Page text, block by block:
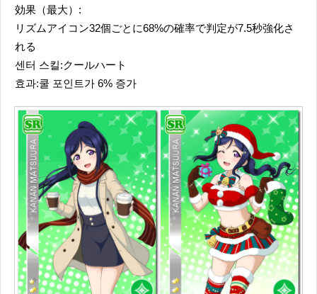
効果（最大）:
リズムアイコン32個ごとに68%の確率で判定が7.5秒強化さ
れる
센터 스킬:クールハート
효과:쿨 포인트가 6% 증가